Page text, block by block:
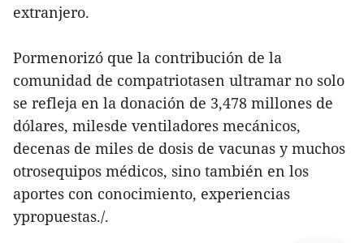
extranjero.
Pormenorizó que la contribución de la
comunidad de compatriotasen ultramar no solo
se refleja en la donación de 3,478 millones de
dólares, milesde ventiladores mecánicos,
decenas de miles de dosis de vacunas y muchos
otrosequipos médicos, sino también en los
aportes con conocimiento, experiencias
ypropuestas./.